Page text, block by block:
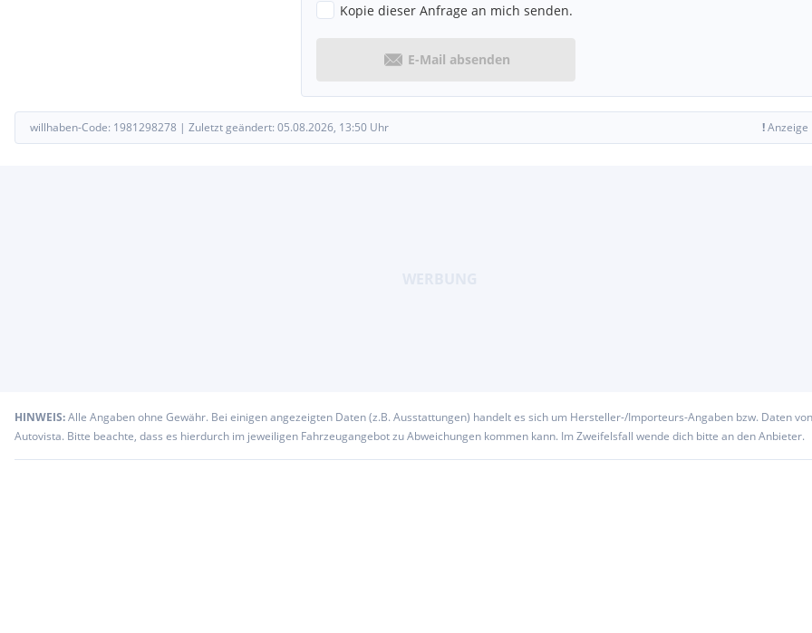
Kopie dieser Anfrage an mich senden.
E-Mail absenden
willhaben-Code: 1981298278 | Zuletzt geändert: 05.08.2026, 13:50 Uhr !Anzeige
HINWEIS:Alle Angaben ohne Gewähr. Bei einigen angezeigten Daten (z.B. Ausstattungen) handelt es sich um Hersteller-/Importeurs-Angaben bzw. Daten von
Autovista. Bitte beachte, dass es hierdurch im jeweiligen Fahrzeugangebot zu Abweichungen kommen kann. Im Zweifelsfall wende dich bitte an den Anbieter.